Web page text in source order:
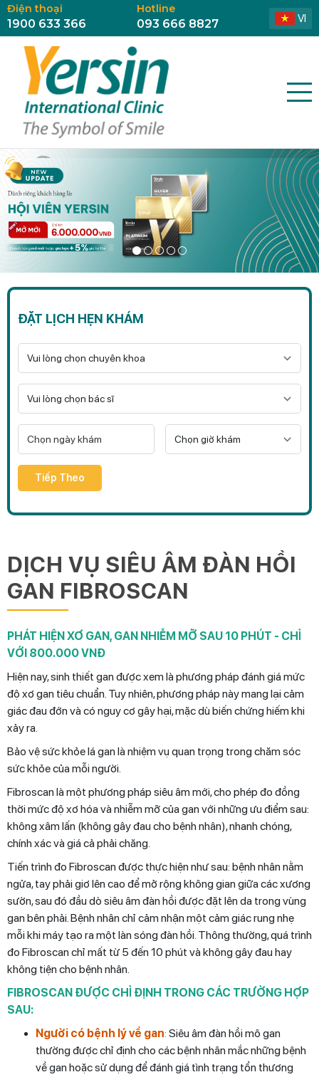
Điện thoại
1900 633 366
Hotline
093 666 8827 VI
ĐẶT LỊCH HẸN KHÁM
Tiếp Theo
DỊCH VỤ SIÊU ÂM ĐÀN HỒI
GAN FIBROSCAN
PHÁT HIỆN XƠ GAN, GAN NHIỄM MỠ SAU 10 PHÚT - CHỈ
VỚI 800.000 VNĐ
Hiện nay, sinh thiết gan được xem là phương pháp đánh giá mức
độ xơ gan tiêu chuẩn. Tuy nhiên, phương pháp này mang lại cảm
giác đau đớn và có nguy cơ gây hại, mặc dù biến chứng hiếm khi
xảy ra.
Bảo vệ sức khỏe lá gan là nhiệm vụ quan trọng trong chăm sóc
sức khỏe của mỗi người.
Fibroscan là một phương pháp siêu âm mới, cho phép đo đồng
thời mức độ xơ hóa và nhiễm mỡ của gan với những ưu điểm sau:
không xâm lấn (không gây đau cho bệnh nhân), nhanh chóng,
chính xác và giá cả phải chăng.
Tiến trình đo Fibroscan được thực hiện như sau: bệnh nhân nằm
ngửa, tay phải giơ lên cao để mở rộng không gian giữa các xương
sườn, sau đó đầu dò siêu âm đàn hồi được đặt lên da trong vùng
gan bên phải. Bệnh nhân chỉ cảm nhận một cảm giác rung nhẹ
mỗi khi máy tạo ra một làn sóng đàn hồi. Thông thường, quá trình
đo Fibroscan chỉ mất từ 5 đến 10 phút và không gây đau hay
không tiện cho bệnh nhân.
FIBROSCAN ĐƯỢC CHỈ ĐỊNH TRONG CÁC TRƯỜNG HỢP
SAU:
Người có bệnh lý về gan: Siêu âm đàn hồi mô gan
thường được chỉ định cho các bệnh nhân mắc những bệnh
về gan hoặc sử dụng để đánh giá tình trạng tổn thương